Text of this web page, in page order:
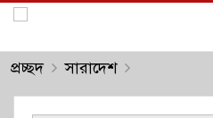
প্রচ্ছদ সারাদেশ